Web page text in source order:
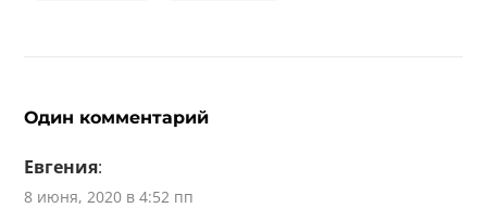
Один комментарий
Евгения:
8 июня, 2020 в 4:52 пп